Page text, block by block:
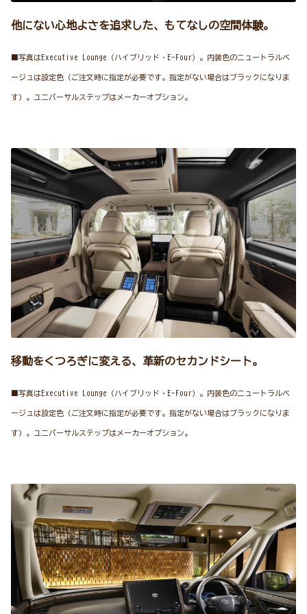
他にない心地よさを追求した、もてなしの空間体験。
■写真はExecutive Lounge（ハイブリッド・E-Four）。内装色のニュートラルベ
ージュは設定色（ご注文時に指定が必要です。指定がない場合はブラックになりま
す）。ユニバーサルステップはメーカーオプション。
移動をくつろぎに変える、革新のセカンドシート。
■写真はExecutive Lounge（ハイブリッド・E-Four）。内装色のニュートラルベ
ージュは設定色（ご注文時に指定が必要です。指定がない場合はブラックになりま
す）。ユニバーサルステップはメーカーオプション。